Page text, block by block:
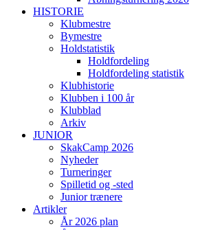
HISTORIE
Klubmestre
Bymestre
Holdstatistik
Holdfordeling
Holdfordeling statistik
Klubhistorie
Klubben i 100 år
Klubblad
Arkiv
JUNIOR
SkakCamp 2026
Nyheder
Turneringer
Spilletid og -sted
Junior trænere
Artikler
År 2026 plan